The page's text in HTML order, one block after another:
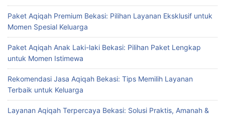
Paket Aqiqah Premium Bekasi: Pilihan Layanan Eksklusif untuk
Momen Spesial Keluarga
Paket Aqiqah Anak Laki-laki Bekasi: Pilihan Paket Lengkap
untuk Momen Istimewa
Rekomendasi Jasa Aqiqah Bekasi: Tips Memilih Layanan
Terbaik untuk Keluarga
Layanan Aqiqah Terpercaya Bekasi: Solusi Praktis, Amanah &